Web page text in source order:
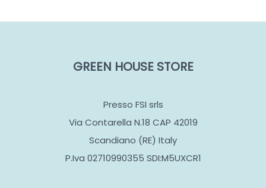
GREEN HOUSE STORE
Presso FSI srls
Via Contarella N.18 CAP 42019
Scandiano (RE) Italy
P.Iva 02710990355 SDI:M5UXCR1